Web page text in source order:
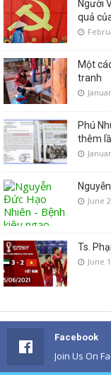
Người
quả
Một
tranh
Phú
thêm
June
Ts.
June
Facebook
Join Us On